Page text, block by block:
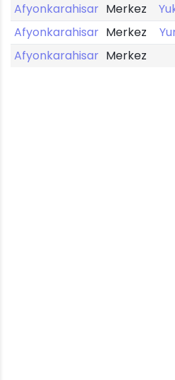
Afyonkarahisar Merkez
Afyonkarahisar Merkez
Afyonkarahisar Merkez